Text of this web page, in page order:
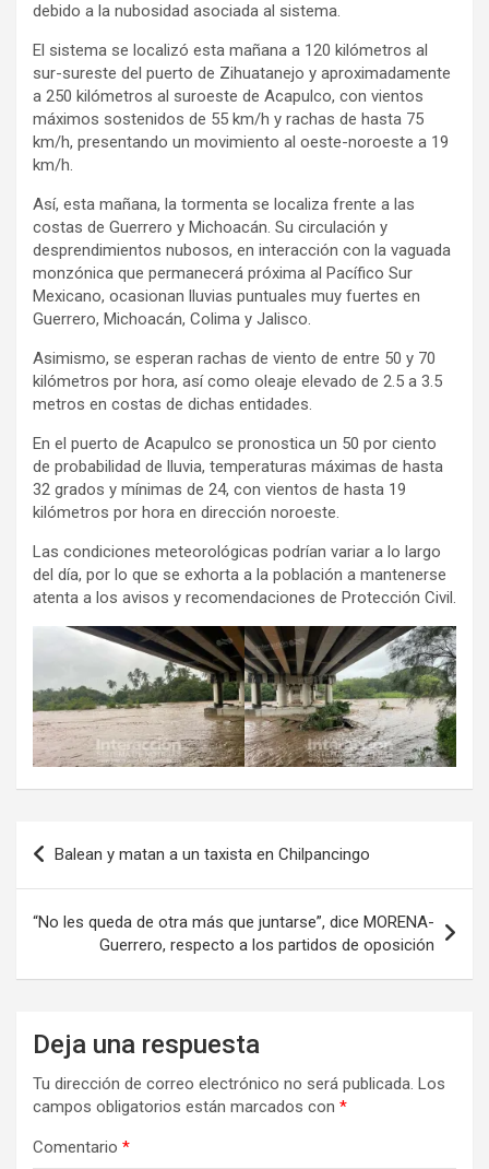
debido a la nubosidad asociada al sistema.
El sistema se localizó esta mañana a 120 kilómetros al
sur-sureste del puerto de Zihuatanejo y aproximadamente
a 250 kilómetros al suroeste de Acapulco, con vientos
máximos sostenidos de 55 km/h y rachas de hasta 75
km/h, presentando un movimiento al oeste-noroeste a 19
km/h.
Así, esta mañana, la tormenta se localiza frente a las
costas de Guerrero y Michoacán. Su circulación y
desprendimientos nubosos, en interacción con la vaguada
monzónica que permanecerá próxima al Pacífico Sur
Mexicano, ocasionan lluvias puntuales muy fuertes en
Guerrero, Michoacán, Colima y Jalisco.
Asimismo, se esperan rachas de viento de entre 50 y 70
kilómetros por hora, así como oleaje elevado de 2.5 a 3.5
metros en costas de dichas entidades.
En el puerto de Acapulco se pronostica un 50 por ciento
de probabilidad de lluvia, temperaturas máximas de hasta
32 grados y mínimas de 24, con vientos de hasta 19
kilómetros por hora en dirección noroeste.
Las condiciones meteorológicas podrían variar a lo largo
del día, por lo que se exhorta a la población a mantenerse
atenta a los avisos y recomendaciones de Protección Civil.
Navegación
de
entradas
Balean y matan a un taxista en Chilpancingo
“No les queda de otra más que juntarse”, dice MORENA-
Guerrero, respecto a los partidos de oposición
Deja una respuesta
Tu dirección de correo electrónico no será publicada. Los
campos obligatorios están marcados con *
Comentario *